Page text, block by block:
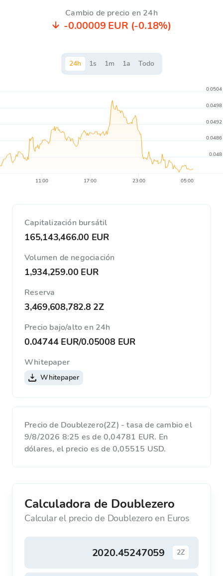
Cambio de precio en 24h
-0.00009 EUR (-0.18%)
24h 1s 1m 1a Todo
11:00 17:00 23:00 05:00
0.048
0.0486
0.0492
0.0498
0.0504
Capitalización bursátil
165,143,466.00 EUR
Volumen de negociación
1,934,259.00 EUR
Reserva
3,469,608,782.8 2Z
Precio bajo/alto en 24h
0.04744 EUR/0.05008 EUR
Whitepaper
Whitepaper
Precio de Doublezero(2Z) - tasa de cambio el
9/8/2026 8:25 es de 0,04781 EUR. En
dólares, el precio es de 0,05515 USD.
Calculadora de Doublezero
Calcular el precio de Doublezero en Euros
2Z